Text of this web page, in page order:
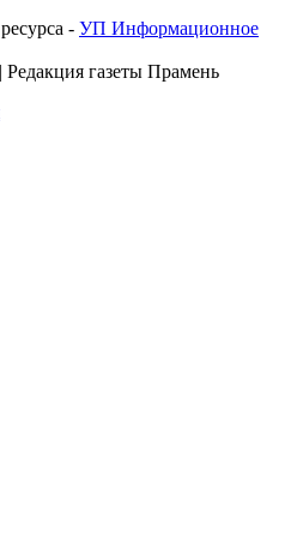
- УП Информационное
газеты Прамень